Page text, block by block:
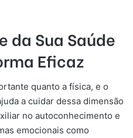
da Sua Saúde
Eficaz
quanto a física, e o
a cuidar dessa dimensão
no autoconhecimento e
emocionais como